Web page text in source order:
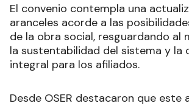
El convenio contempla una
aranceles acorde a las
de la obra social, resguardando al
la sustentabilidad del sistema y la
integral para los afiliados.
Desde OSER destacaron que este